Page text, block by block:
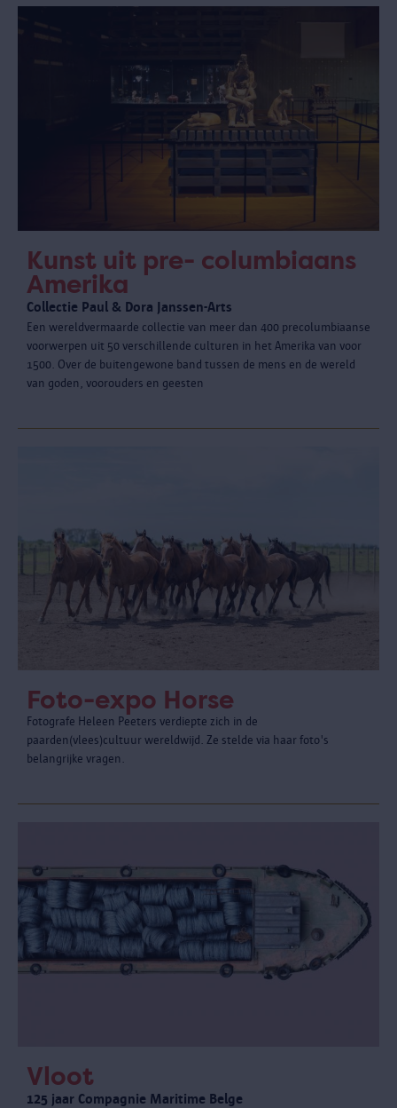
Kunst uit pre- columbiaans
Amerika
Collectie Paul & Dora Janssen-Arts
Een wereldvermaarde collectie van meer dan 400 precolumbiaanse
voorwerpen uit 50 verschillende culturen in het Amerika van voor
1500. Over de buitengewone band tussen de mens en de wereld
van goden, voorouders en geesten
Foto-expo Horse
Fotografe Heleen Peeters verdiepte zich in de
paarden(vlees)cultuur wereldwijd. Ze stelde via haar foto's
belangrijke vragen.
Vloot
125 jaar Compagnie Maritime Belge